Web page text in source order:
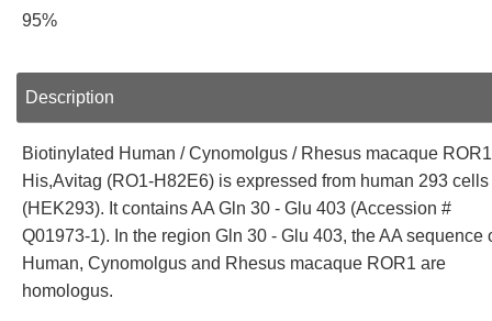
95%
Description
Biotinylated Human / Cynomolgus / Rhesus macaque
His,Avitag (RO1-H82E6) is expressed from human 293 cells
(HEK293). It contains AA Gln 30 - Glu 403 (Accession #
Q01973-1). In the region Gln 30 - Glu 403, the AA sequence
Human, Cynomolgus and Rhesus macaque ROR1 are
homologus.